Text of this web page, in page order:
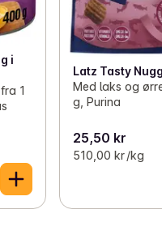
i
1
Latz Tasty
Med laks og
g, Purina
25,50 kr
510,00 kr /kg